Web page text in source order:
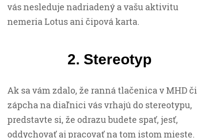
vás nesleduje nadriadený a vašu aktivitu
nemeria Lotus ani čipová karta.
2. Stereotyp
Ak sa vám zdalo, že ranná tlačenica v MHD či
zápcha na diaľnici vás vrhajú do stereotypu,
predstavte si, že odrazu budete spať, jesť,
oddychovať aj pracovať na tom istom mieste.